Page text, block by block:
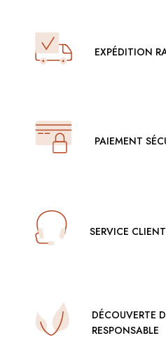
EXPÉDITION
PAIEMENT
SERVICE
DÉCOUVERTE
RESPONSABLE